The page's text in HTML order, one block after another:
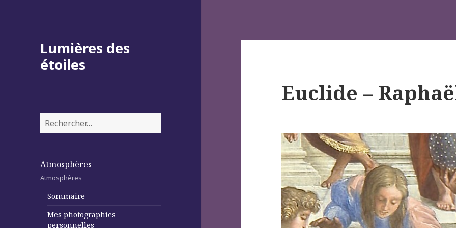
Lumières des
étoiles
Rechercher :
Atmosphères
Atmosphères
Sommaire
Mes photographies
personnelles
Euclide –